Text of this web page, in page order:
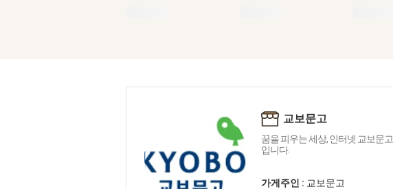
교보문고
꿈을 피우는 세상, 인터넷 교보문고
입니다.
가게주인 : 교보문고